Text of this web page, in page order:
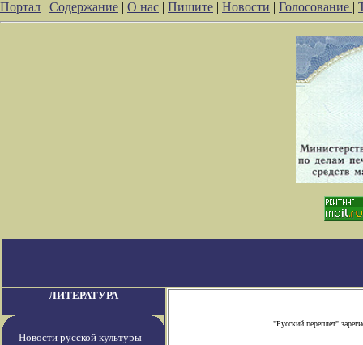
Портал | Содержание | О нас | Пишите | Новости | Голосование |
ЛИТЕРАТУРА
Новости русской культуры
"Русский переплет"